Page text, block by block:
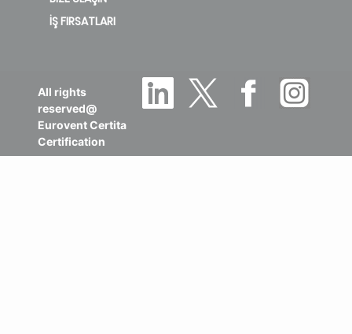
İŞ FIRSATLARI
All rights
reserved@
Eurovent Certita
Certification